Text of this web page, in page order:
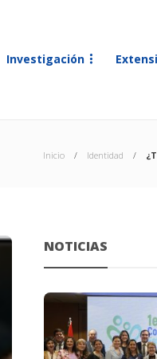
Investigación
Inicio Identidad
NOTICIAS